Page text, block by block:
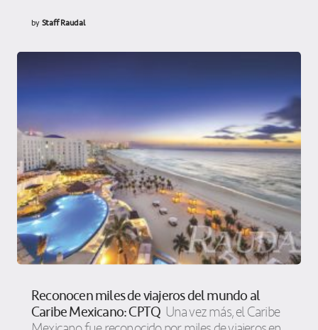
byStaff Raudal
Reconocen miles de viajeros del mundo al
Caribe Mexicano: CPTQ Una vez más, el Caribe